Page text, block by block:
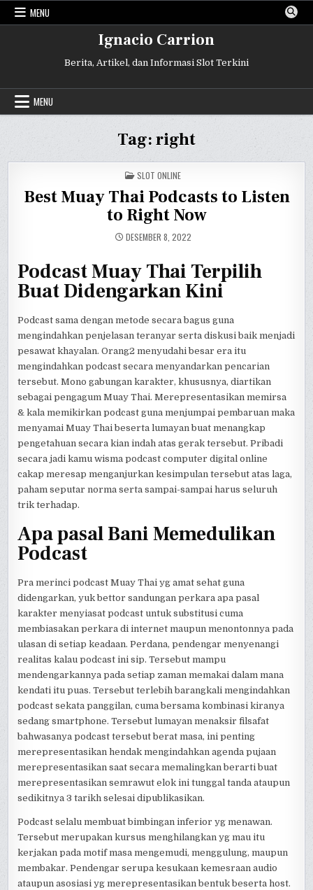
Skip
MENU
Ignacio Carrion
Berita, Artikel, dan Informasi Slot Terkini
MENU
Tag:right
POSTED
IN
SLOT ONLINE
Best Muay Thai Podcasts to Listen
to Right Now
DESEMBER 8, 2022
Podcast Muay Thai Terpilih
Buat Didengarkan Kini
Podcast sama dengan metode secara bagus guna
mengindahkan penjelasan teranyar serta diskusi baik menjadi
pesawat khayalan. Orang2 menyudahi besar era itu
mengindahkan podcast secara menyandarkan pencarian
tersebut. Mono gabungan karakter, khususnya, diartikan
sebagai pengagum Muay Thai. Merepresentasikan memirsa
& kala memikirkan podcast guna menjumpai pembaruan maka
menyamai Muay Thai beserta lumayan buat menangkap
pengetahuan secara kian indah atas gerak tersebut. Pribadi
secara jadi kamu wisma podcast computer digital online
cakap meresap menganjurkan kesimpulan tersebut atas laga,
paham seputar norma serta sampai-sampai harus seluruh
trik terhadap.
Apa pasal Bani Memedulikan
Podcast
Pra merinci podcast Muay Thai yg amat sehat guna
didengarkan, yuk bettor sandungan perkara apa pasal
karakter menyiasat podcast untuk substitusi cuma
membiasakan perkara di internet maupun menontonnya pada
ulasan di setiap keadaan. Perdana, pendengar menyenangi
realitas kalau podcast ini sip. Tersebut mampu
mendengarkannya pada setiap zaman memakai dalam mana
kendati itu puas. Tersebut terlebih barangkali mengindahkan
podcast sekata panggilan, cuma bersama kombinasi kiranya
sedang smartphone. Tersebut lumayan menaksir filsafat
bahwasanya podcast tersebut berat masa, ini penting
merepresentasikan hendak mengindahkan agenda pujaan
merepresentasikan saat secara memalingkan berarti buat
merepresentasikan semrawut elok ini tunggal tanda ataupun
sedikitnya 3 tarikh selesai dipublikasikan.
Podcast selalu membuat bimbingan inferior yg menawan.
Tersebut merupakan kursus menghilangkan yg mau itu
kerjakan pada motif masa mengemudi, menggulung, maupun
membakar. Pendengar serupa kesukaan kemesraan audio
ataupun asosiasi yg merepresentasikan bentuk beserta host.